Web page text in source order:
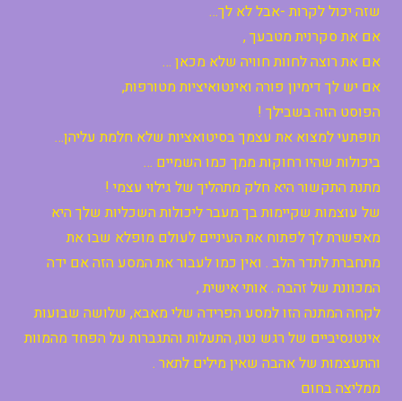
שזה יכול לקרות -אבל לא לך…
אם את סקרנית מטבעך ,
אם את רוצה לחוות חוויה שלא מכאן …
אם יש לך דימיון פורה ואינטואיציות מטורפות,
הפוסט הזה בשבילך !
תופתעי למצוא את עצמך בסיטואציות שלא חלמת עליהן…
ביכולות שהיו רחוקות ממך כמו השמיים …
מתנת התקשור היא חלק מתהליך של גילוי עצמי !
של עוצמות שקיימות בך מעבר ליכולות השכליות שלך היא
מאפשרת לך לפתוח את העיניים לעולם מופלא שבו את
מתחברת לתדר הלב . ואין כמו לעבור את המסע הזה אם ידה
המכוונת של זהבה . אותי אישית ,
לקחה המתנה הזו למסע הפרידה שלי מאבא, שלושה שבועות
אינטנסיביים של רגש נטו, התעלות והתגברות על הפחד מהמוות
והתעצמות של אהבה שאין מילים לתאר .
ממליצה בחום